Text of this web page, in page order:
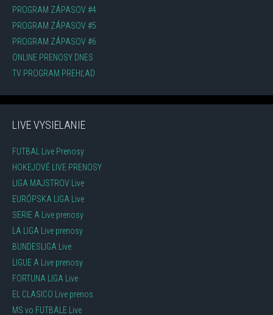
PROGRAM ZÁPASOV #4
PROGRAM ZÁPASOV #5
PROGRAM ZÁPASOV #6
ONLINE PRENOSY DNES
TV PROGRAM PREHĽAD
LIVE VYSIELANIE
FUTBAL Live Prenosy
HOKEJOVÉ LIVE PRENOSY
LIGA MAJSTROV Live
EURÓPSKA LIGA Live
SERIE A Live prenosy
LA LIGA Live prenosy
BUNDESLIGA Live
LIGUE A Live prenosy
FORTUNA LIGA Live
EL CLASICO Live prenos
MS vo FUTBALE Live